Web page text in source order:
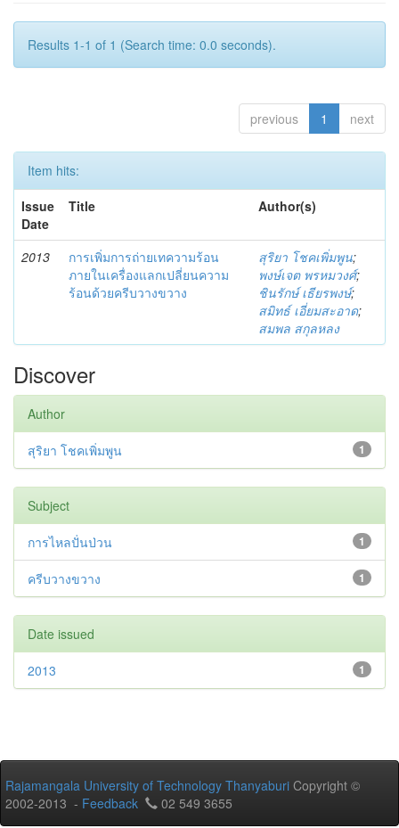
Results 1-1 of 1 (Search time: 0.0 seconds).
previous 1 next
Item hits:
Issue
Date
Title Author(s)
2013
การเพิ่มการถ่ายเทความร้อน
ภายในเครื่องแลกเปลี่ยนความ
ร้อนด้วยครีบวางขวาง
สุริยา โชคเพิ่มพูน;
พงษ์เจต พรหมวงศ์;
ชินรักษ์ เธียรพงษ์;
สมิทธ์ เอี่ยมสะอาด;
สมพล สกุลหลง
Discover
Author
1
สุริยา โชคเพิ่มพูน
Subject
1
การไหลปั่นป่วน
1
ครีบวางขวาง
Date issued
1
2013
Rajamangala University of Technology Thanyaburi Copyright ©
2002-2013 - Feedback 02 549 3655